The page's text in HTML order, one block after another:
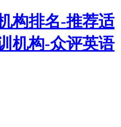
构排名-推荐适
机构-众评英语